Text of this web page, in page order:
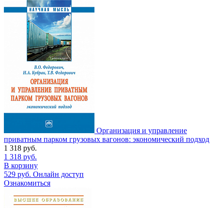
Организация и управление
приватным парком грузовых вагонов: экономический подход
1 318 руб.
1 318 руб.
В корзину
529 руб. Онлайн доступ
Ознакомиться